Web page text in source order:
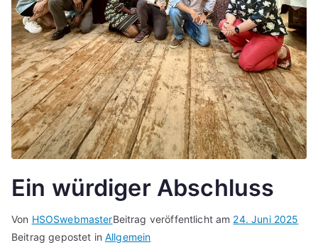
Ein würdiger Abschluss
Von HSOSwebmasterBeitrag veröffentlicht am 24. Juni 2025
Beitrag gepostet inAllgemein